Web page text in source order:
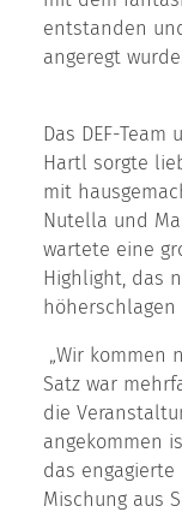
entstanden
angeregt
Das DEF-
Hartl sorgte
mit
Nutella und
wartete eine
Highlight, das
höherschlagen
„Wir kommen
Satz war
die
angekommen
das engagierte
Mischung aus